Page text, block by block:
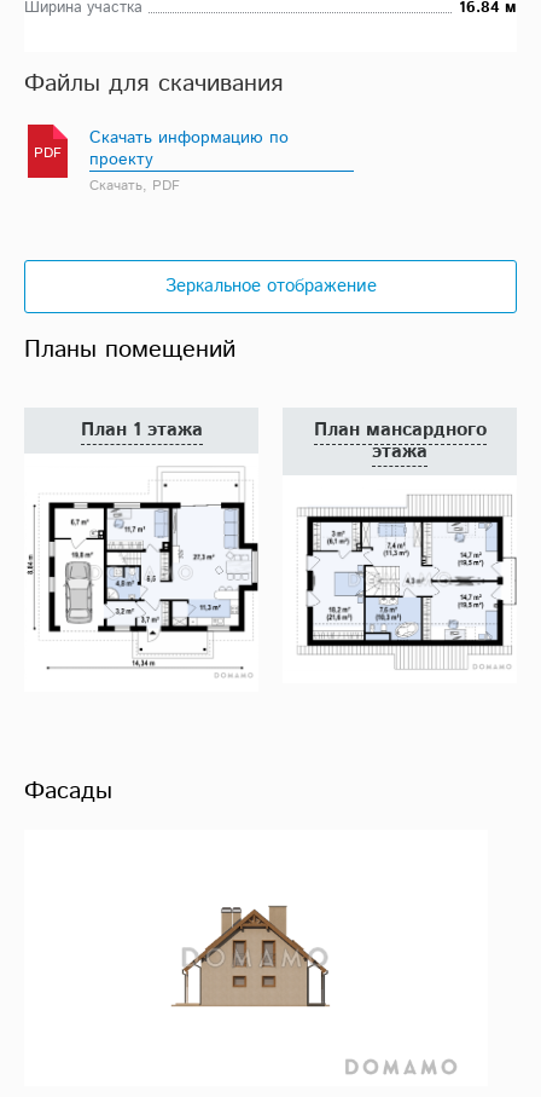
Ширина участка
16.84 м
Файлы для скачивания
PDF
Скачать информацию по
проекту
Скачать, PDF
Планы помещений
Зеркальное отображение
План 1 этажа План мансардного
этажа
Фасады